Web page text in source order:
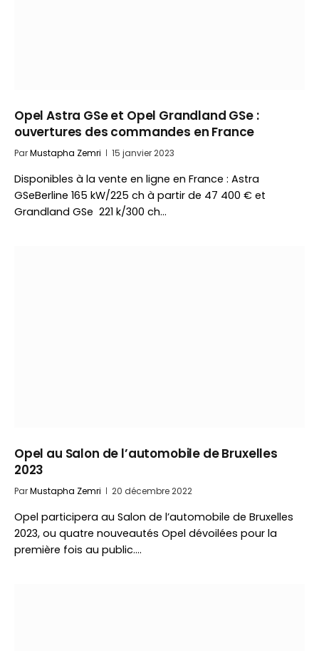
Opel Astra GSe et Opel Grandland GSe :
ouvertures des commandes en France
ParMustapha Zemri 15 janvier 2023
Disponibles à la vente en ligne en France : Astra
GSeBerline 165 kW/225 ch à partir de 47 400 € et
Grandland GSe 221 k/300 ch…
Opel au Salon de l’automobile de Bruxelles
2023
ParMustapha Zemri 20 décembre 2022
Opel participera au Salon de l’automobile de Bruxelles
2023, ou quatre nouveautés Opel dévoilées pour la
première fois au public.…